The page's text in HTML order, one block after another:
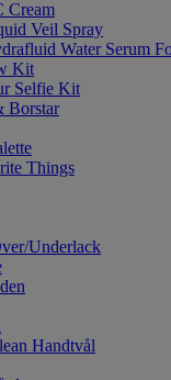
Cream
Veil Spray
Water Serum
Kit
Selfie Kit
Borstar
Things
Underlack
Handtvål